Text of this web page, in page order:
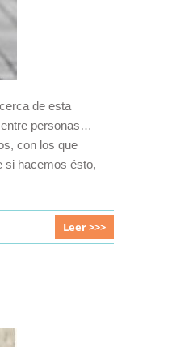
de esta
personas…
con los que
si hacemos ésto,
Leer >>>